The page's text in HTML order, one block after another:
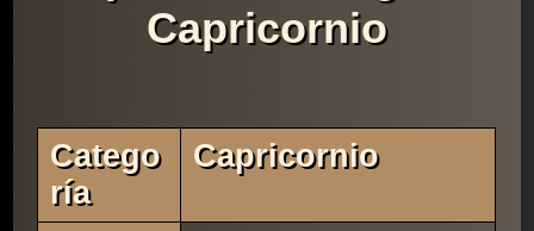
Capricornio
Catego
Ría
Capricornio